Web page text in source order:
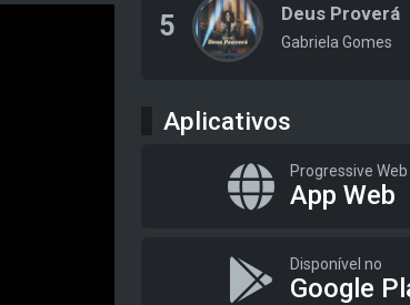
5 Deus Proverá
Gabriela Gomes
Aplicativos
Progressive
App Web
Disponível no
Google